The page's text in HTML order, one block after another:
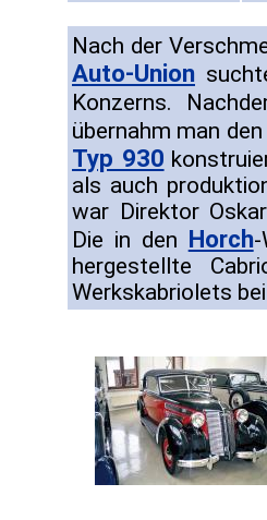
Nach der
Auto-Union
Konzerns.
übernahm man den
Typ 930
als auch
war Direktor
Die in den Horch-
hergestellte
Werkskabriolets